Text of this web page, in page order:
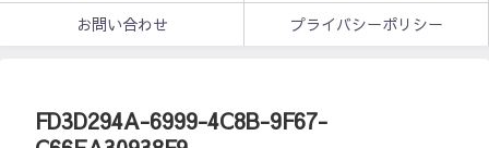
お問い合わせ
プライバシーポリシー
FD3D294A-6999-4C8B-9F67-